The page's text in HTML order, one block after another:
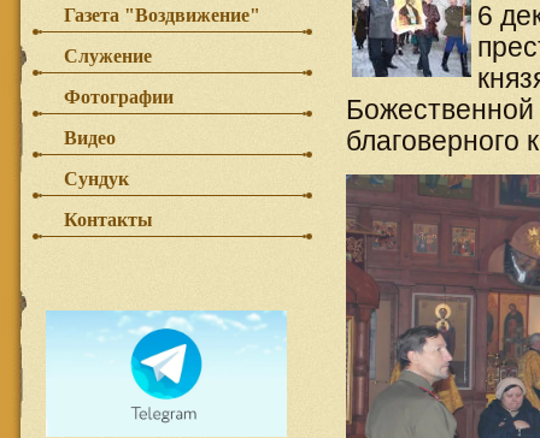
6
благоверного
Газета "Воздвижение"
Служение
Фотографии
Видео
Сундук
Контакты